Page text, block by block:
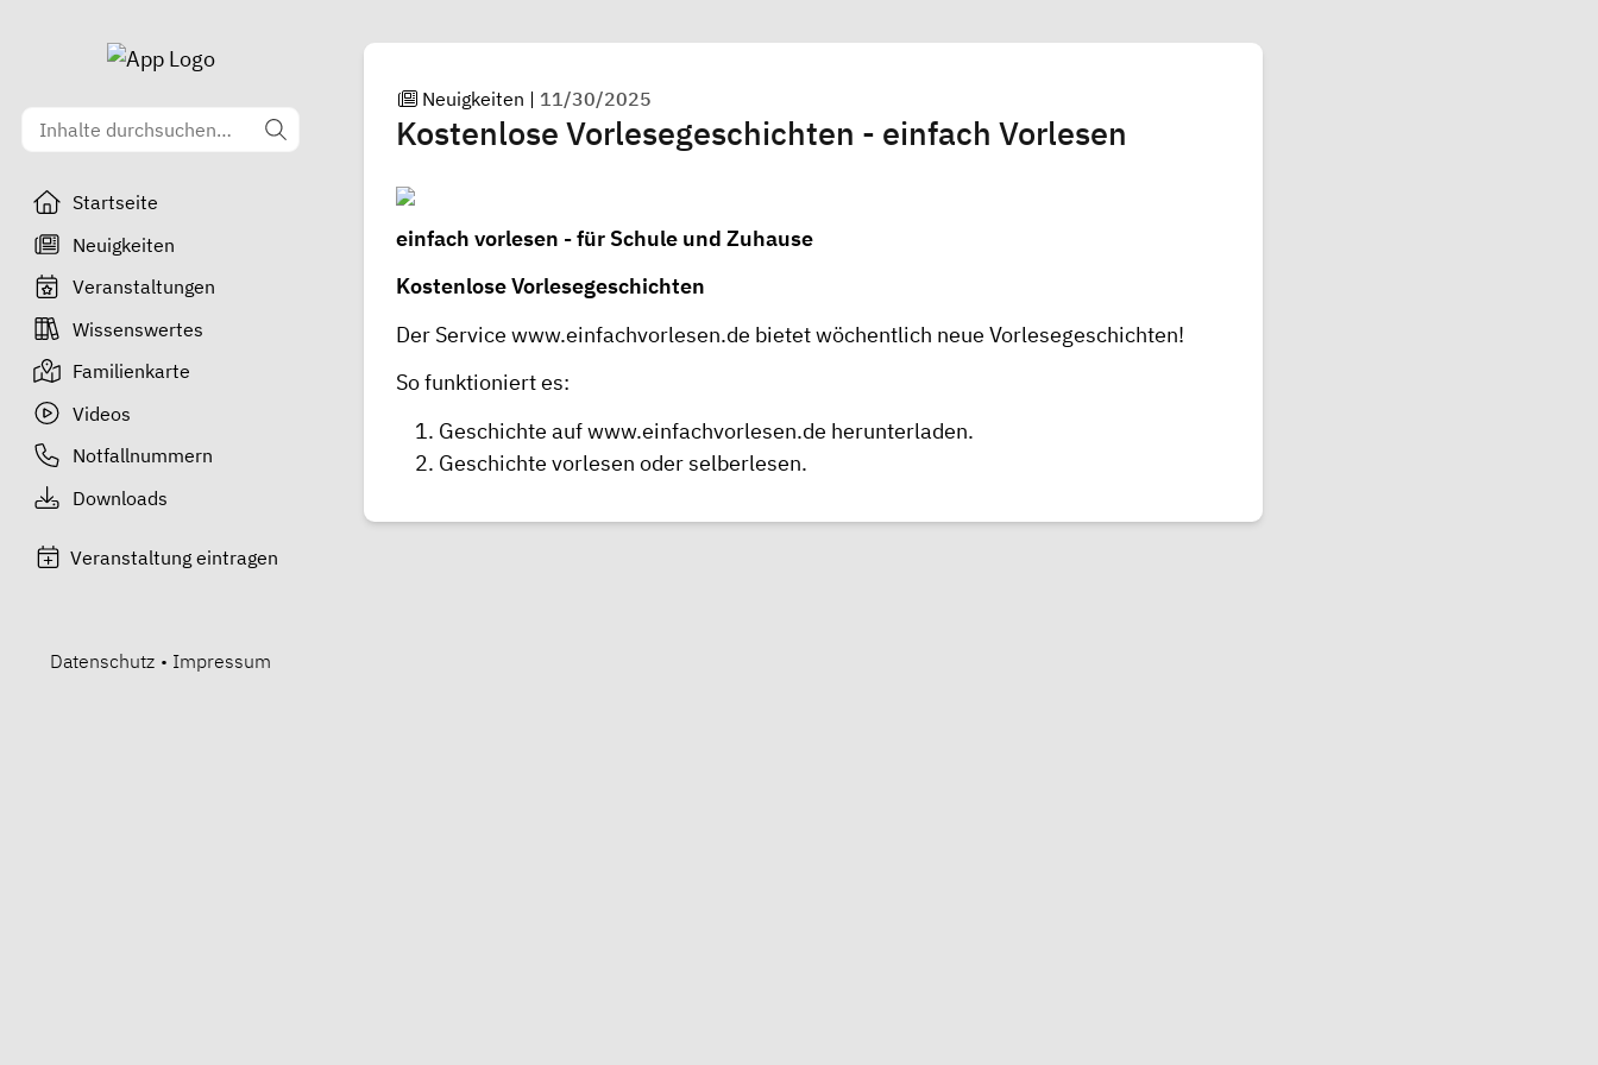
Startseite
Neuigkeiten
Veranstaltungen
Wissenswertes
Familienkarte
Videos
Notfallnummern
Downloads
Veranstaltung eintragen
Datenschutz • Impressum
Neuigkeiten | 11/30/2025
Kostenlose Vorlesegeschichten - einfach Vorlesen
einfach vorlesen - für Schule und Zuhause
Kostenlose Vorlesegeschichten
Der Service www.einfachvorlesen.de bietet wöchentlich neue Vorlesegeschichten!
So funktioniert es:
Geschichte aufwww.einfachvorlesen.de herunterladen.
Geschichte vorlesen oder selberlesen.